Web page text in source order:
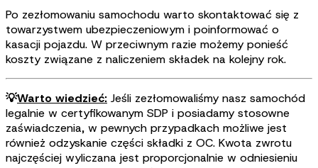
Po zezłomowaniu samochodu warto skontaktować się z
towarzystwem ubezpieczeniowym i poinformować o
kasacji pojazdu. W przeciwnym razie możemy ponieść
koszty związane z naliczeniem składek na kolejny rok.
💡Warto wiedzieć: Jeśli zezłomowaliśmy nasz samochód
legalnie w certyfikowanym SDP i posiadamy stosowne
zaświadczenia, w pewnych przypadkach możliwe jest
również odzyskanie części składki z OC. Kwota zwrotu
najczęściej wyliczana jest proporcjonalnie w odniesieniu